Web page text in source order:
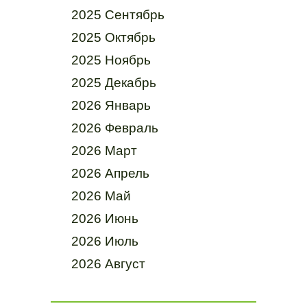
2025 Сентябрь
2025 Октябрь
2025 Ноябрь
2025 Декабрь
2026 Январь
2026 Февраль
2026 Март
2026 Апрель
2026 Май
2026 Июнь
2026 Июль
2026 Август